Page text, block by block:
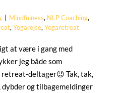
Mindfulness, NLP Coaching,
, Yogarejse, Yogaretreat
at være i gang med
jeg både som
retreat-deltager😉 Tak, tak,
og tilbagemeldinger